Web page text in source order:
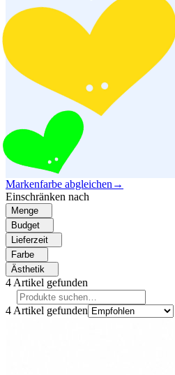
Markenfarbe abgleichen →
Einschränken nach
Menge
Budget
Lieferzeit
Farbe
Ästhetik
4 Artikel gefunden
4 Artikel gefunden